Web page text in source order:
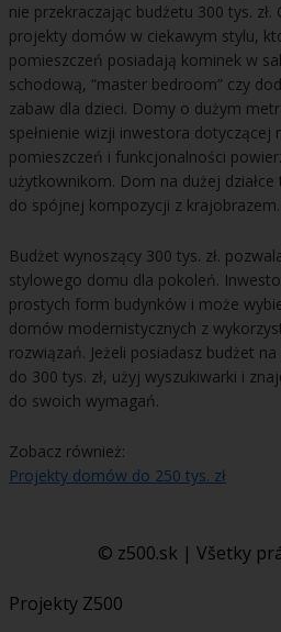
nie przekraczając budżetu 300 tys.
projekty domów w ciekawym stylu,
pomieszczeń posiadają kominek w
schodową, “master bedroom” czy
zabaw dla dzieci. Domy o dużym
spełnienie wizji inwestora dotyczącej
pomieszczeń i funkcjonalności
użytkownikom. Dom na dużej
do spójnej kompozycji z krajobrazem.
Budżet wynoszący 300 tys. zł.
stylowego domu dla pokoleń.
prostych form budynków i może
domów modernistycznych z
rozwiązań. Jeżeli posiadasz budżet
do 300 tys. zł, użyj wyszukiwarki i
do swoich wymagań.
Zobacz również:
Projekty domów do 250 tys. zł
© z500.sk | Všetky
Projekty Z500